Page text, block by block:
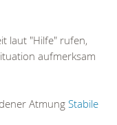
laut "Hilfe" rufen,
aufmerksam
Atmung Stabile